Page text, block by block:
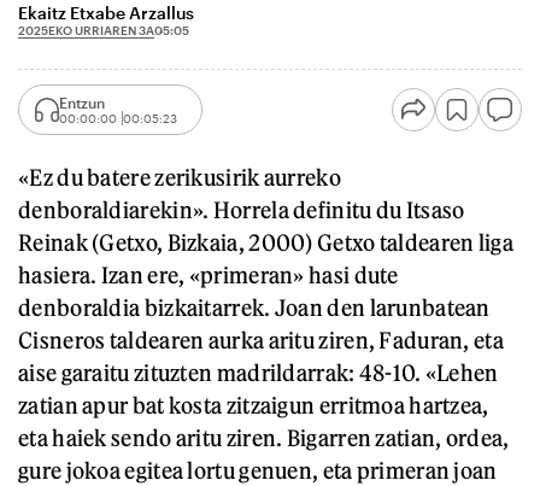
Ekaitz Etxabe Arzallus
2025EKO URRIAREN 3A05:05
Entzun
00:00:00 00:05:23
«Ez du batere zerikusirik aurreko
denboraldiarekin». Horrela definitu du Itsaso
Reinak (Getxo, Bizkaia, 2000) Getxo taldearen liga
hasiera. Izan ere, «primeran» hasi dute
denboraldia bizkaitarrek. Joan den larunbatean
Cisneros taldearen aurka aritu ziren, Faduran, eta
aise garaitu zituzten madrildarrak: 48-10. «Lehen
zatian apur bat kosta zitzaigun erritmoa hartzea,
eta haiek sendo aritu ziren. Bigarren zatian, ordea,
gure jokoa egitea lortu genuen, eta primeran joan